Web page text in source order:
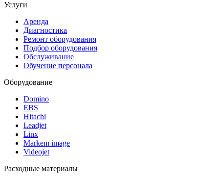
Услуги
Аренда
Диагностика
Ремонт оборудования
Подбор оборудования
Обслуживание
Обучение персонала
Оборудование
Domino
EBS
Hitachi
Leadjet
Linx
Markem image
Videojet
Расходные материалы